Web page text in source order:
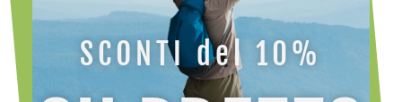
HOME /ACCESSORI ABBIGLIAMENTO/CAPPELLI E
/ CRAZY CAP NORGE
SCONTI del 10%